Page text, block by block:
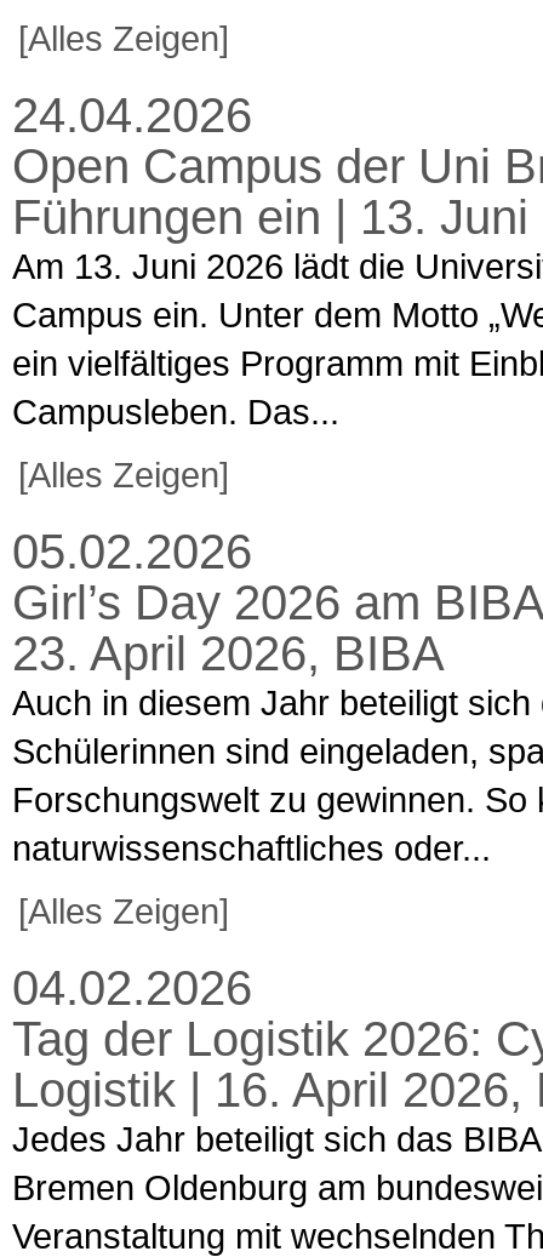
[Alles Zeigen]
24.04.2026
Open Campus der Uni
Führungen ein | 13.
Am 13. Juni 2026 lädt die
Campus ein. Unter dem Motto
ein vielfältiges Programm mit
Campusleben. Das...
[Alles Zeigen]
05.02.2026
Girl’s Day 2026 am
23. April 2026, BIBA
Auch in diesem Jahr beteiligt sich
Schülerinnen sind eingeladen,
Forschungswelt zu gewinnen.
naturwissenschaftliches oder...
[Alles Zeigen]
04.02.2026
Tag der Logistik 2026:
Logistik | 16. April 2026,
Jedes Jahr beteiligt sich das
Bremen Oldenburg am
Veranstaltung mit wechselnden